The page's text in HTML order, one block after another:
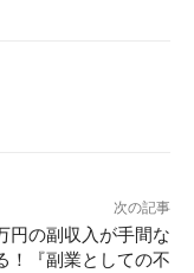
次の記事
円の副収入が手間な
！『副業としての不